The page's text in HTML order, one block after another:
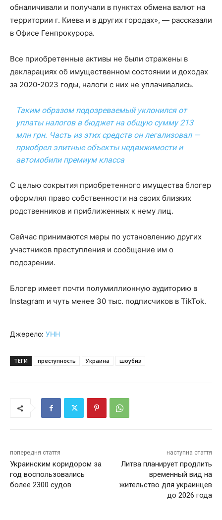
обналичивали и получали в пунктах обмена валют на
территории г. Киева и в других городах», — рассказали
в Офисе Генпрокурора.
Все приобретенные активы не были отражены в
декларациях об имущественном состоянии и доходах
за 2020-2023 годы, налоги с них не уплачивались.
Таким образом подозреваемый уклонился от
уплаты налогов в бюджет на общую сумму 213
млн грн. Часть из этих средств он легализовал —
приобрел элитные объекты недвижимости и
автомобили премиум класса
С целью сокрытия приобретенного имущества блогер
оформлял право собственности на своих близких
родственников и приближенных к нему лиц.
Сейчас принимаются меры по установлению других
участников преступления и сообщение им о
подозрении.
Блогер имеет почти полумиллионную аудиторию в
Instagram и чуть менее 30 тыс. подписчиков в TikTok.
Джерело: УНН
ТЕГИ преступность Украина шоубиз
попередня стаття
Украинским коридором за
год воспользовались
более 2300 судов
наступна стаття
Литва планирует продлить
временный вид на
жительство для украинцев
до 2026 года